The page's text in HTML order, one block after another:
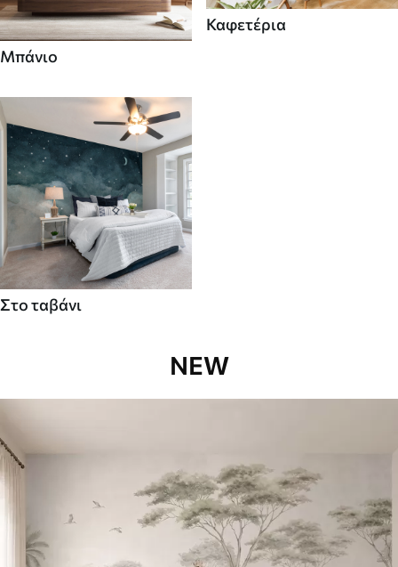
Μπάνιο
Καφετέρια
Στο ταβάνι
NEW